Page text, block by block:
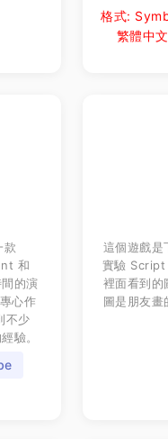
格式:
繁體中
款
和
的演
心作
不少
驗。
這個遊戲是
實驗 Script
裡面看到的
圖是朋友畫